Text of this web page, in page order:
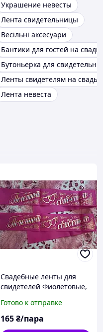
Украшение невесты
Лента свидетельницы
Весільні аксесуари
Бантики для гостей на
Бутоньерка для
Ленты свидетелям на
Лента невеста
Свадебные ленты для
свидетелей Фиолетовые,
Готово к отправке
165₴/пара